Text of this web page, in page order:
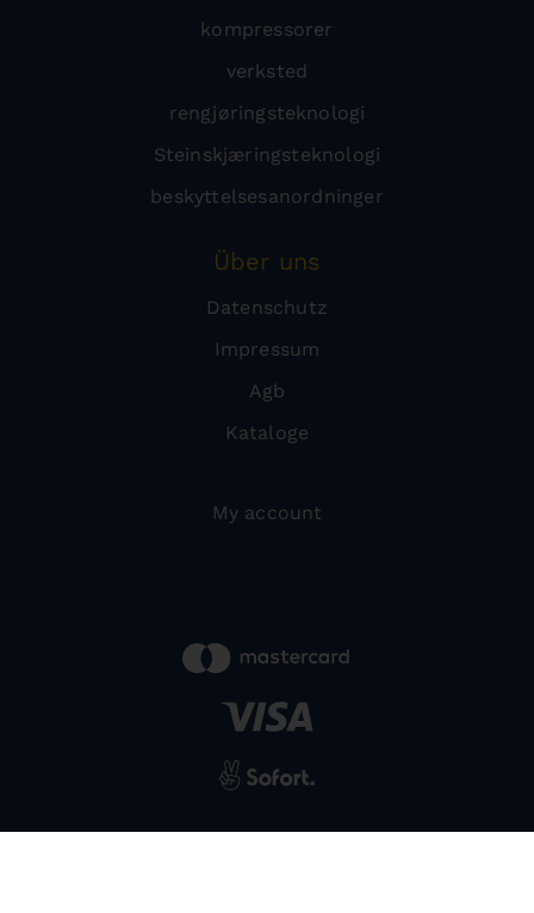
kompressorer
verksted
rengjøringsteknologi
Steinskjæringsteknologi
beskyttelsesanordninger
Über uns
Datenschutz
Impressum
Agb
Kataloge
My account